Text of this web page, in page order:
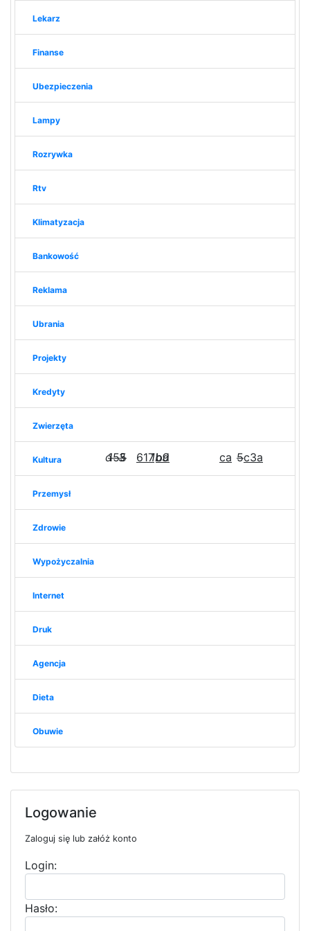
Lekarz
Finanse
Ubezpieczenia
Lampy
Rozrywka
Rtv
Klimatyzacja
Bankowość
Reklama
Ubrania
Projekty
Kredyty
Zwierzęta
Kultura
Przemysł
Zdrowie
Wypożyczalnia
Internet
Druk
Agencja
Dieta
Obuwie
Logowanie
Zaloguj się lub załóż konto
Login:
Hasło:
d155
3 6171b9
bd ca 5c3a